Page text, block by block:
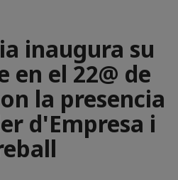
inaugura su
en el 22@ de
la presencia
d'Empresa i